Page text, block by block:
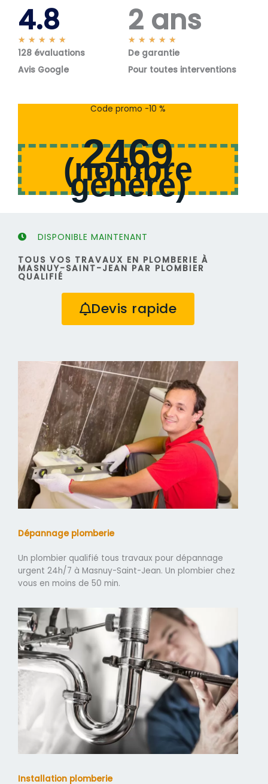
4.8
★ ★ ★ ★ ★
o
s
128 évaluations
Avis Google
2 ans
★ ★ ★ ★ ★
o
s
De garantie
Pour toutes interventions
Code promo -10 %
2469
(nombre
généré)
DISPONIBLE MAINTENANT
TOUS VOS TRAVAUX EN PLOMBERIE À
MASNUY-SAINT-JEAN PAR PLOMBIER
QUALIFIÉ
Devis rapide
Dépannage plomberie
Un plombier qualifié tous travaux pour dépannage
urgent 24h/7 à Masnuy-Saint-Jean. Un plombier chez
vous en moins de 50 min.
Installation plomberie